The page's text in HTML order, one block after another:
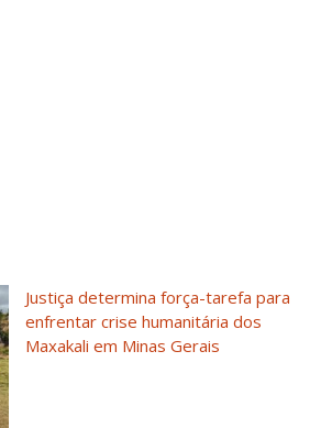
Justiça determina força-tarefa para
enfrentar crise humanitária dos
Maxakali em Minas Gerais